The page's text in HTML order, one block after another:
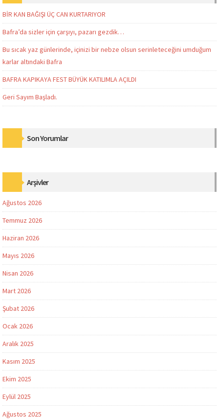
BİR KAN BAĞIŞI ÜÇ CAN KURTARIYOR
Bafra’da sizler için çarşıyı, pazarı gezdik…
Bu sıcak yaz günlerinde, içinizi bir nebze olsun serinleteceğini umduğum
karlar altındaki Bafra
BAFRA KAPIKAYA FEST BÜYÜK KATILIMLA AÇILDI
Geri Sayım Başladı.
Son Yorumlar
Arşivler
Ağustos 2026
Temmuz 2026
Haziran 2026
Mayıs 2026
Nisan 2026
Mart 2026
Şubat 2026
Ocak 2026
Aralık 2025
Kasım 2025
Ekim 2025
Eylül 2025
Ağustos 2025